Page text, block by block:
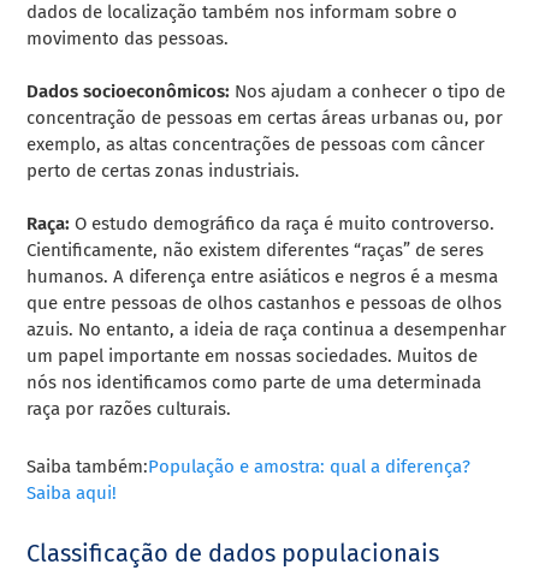
dados de localização também nos informam sobre o
movimento das pessoas.
Dados socioeconômicos: Nos ajudam a conhecer o tipo de
concentração de pessoas em certas áreas urbanas ou, por
exemplo, as altas concentrações de pessoas com câncer
perto de certas zonas industriais.
Raça: O estudo demográfico da raça é muito controverso.
Cientificamente, não existem diferentes “raças” de seres
humanos. A diferença entre asiáticos e negros é a mesma
que entre pessoas de olhos castanhos e pessoas de olhos
azuis. No entanto, a ideia de raça continua a desempenhar
um papel importante em nossas sociedades. Muitos de
nós nos identificamos como parte de uma determinada
raça por razões culturais.
Saiba também:População e amostra: qual a diferença?
Saiba aqui!
Classificação de dados populacionais